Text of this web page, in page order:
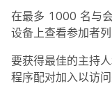
在最多 1000 名与
设备上查看参加者
要获得最佳的主持
程序配对加入以访